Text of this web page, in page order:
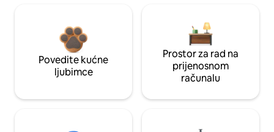
Povedite kućne
ljubimce
Prostor za rad na
prijenosnom
računalu